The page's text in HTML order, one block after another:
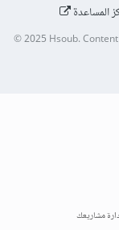
المساعدة
© 2025Hsoub.